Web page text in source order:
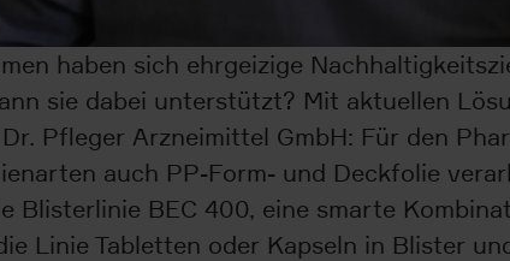
haben sich ehrgeizige
sie dabei unterstützt? Mit aktuellen
Pfleger Arzneimittel GmbH: Für den
auch PP-Form- und Deckfolie
Blisterlinie BEC 400, eine smarte
Linie Tabletten oder Kapseln in Blister